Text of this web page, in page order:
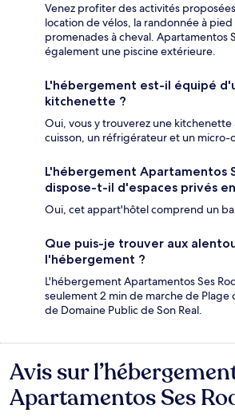
Venez profiter des activités
location de vélos, la randonnée à pied
promenades à cheval. Apartamentos
également une piscine extérieure.
L'hébergement est-il équipé
kitchenette ?
Oui, vous y trouverez une
cuisson, un réfrigérateur et un micro-
L'hébergement Apartamentos
dispose-t-il d'espaces privés
Oui, cet appart'hôtel comprend un
Que puis-je trouver aux
l'hébergement ?
L'hébergement Apartamentos Ses
seulement 2 min de marche de Plage
de Domaine Public de Son Real.
Avis
Avis sur
Apartamentos Ses